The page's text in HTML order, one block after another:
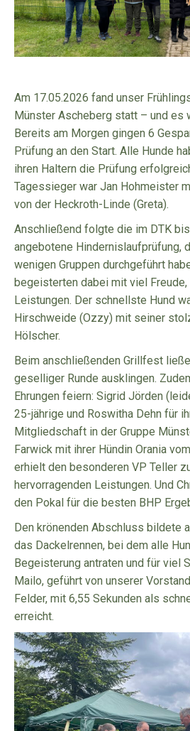
Am 17.05.2026 fand unser
Münster Ascheberg statt – und es
Bereits am Morgen gingen 6
Prüfung an den Start. Alle Hunde
ihren Haltern die Prüfung
Tagessieger war Jan Hohmeister
von der Heckroth-Linde (Greta).
Anschließend folgte die im DTK
angebotene Hindernislaufprüfung,
wenigen Gruppen durchgeführt
begeisterten dabei mit viel Freude,
Leistungen. Der schnellste Hund
Hirschweide (Ozzy) mit seiner
Hölscher.
Beim anschließenden Grillfest
geselliger Runde ausklingen.
Ehrungen feiern: Sigrid Jörden
25-jährige und Roswitha Dehn für
Mitgliedschaft in der Gruppe
Farwick mit ihrer Hündin Orania
erhielt den besonderen VP Teller
hervorragenden Leistungen. Und
den Pokal für die besten BHP
Den krönenden Abschluss bildete
das Dackelrennen, bei dem alle
Begeisterung antraten und für viel
Mailo, geführt von unserer
Felder, mit 6,55 Sekunden als
erreicht.